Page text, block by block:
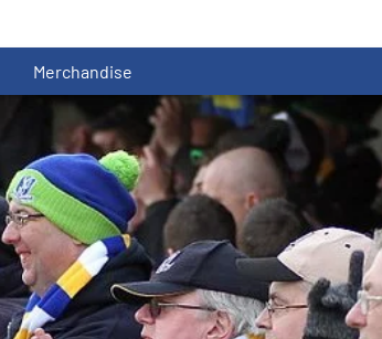
Merchandise